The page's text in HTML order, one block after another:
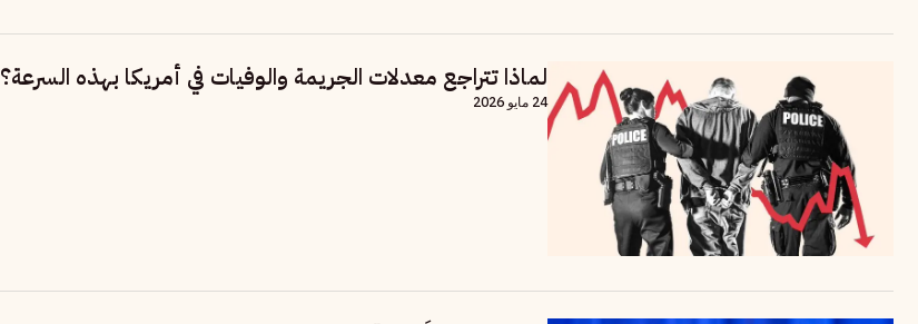
لماذا تتراجع معدلات الجريمة والوفيات في أمريكا بهذه السرعة؟
24 مايو 2026